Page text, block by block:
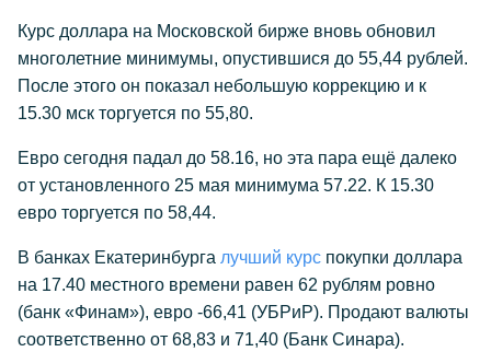
Курс доллара на Московской бирже вновь обновил
многолетние минимумы, опустившися до 55,44 рублей.
После этого он показал небольшую коррекцию и к
15.30 мск торгуется по 55,80.
Евро сегодня падал до 58.16, но эта пара ещё далеко
от установленного 25 мая минимума 57.22. К 15.30
евро торгуется по 58,44.
В банках Екатеринбурга лучший курс покупки доллара
на 17.40 местного времени равен 62 рублям ровно
(банк «Финам»), евро -66,41 (УБРиР). Продают валюты
соответственно от 68,83 и 71,40 (Банк Синара).